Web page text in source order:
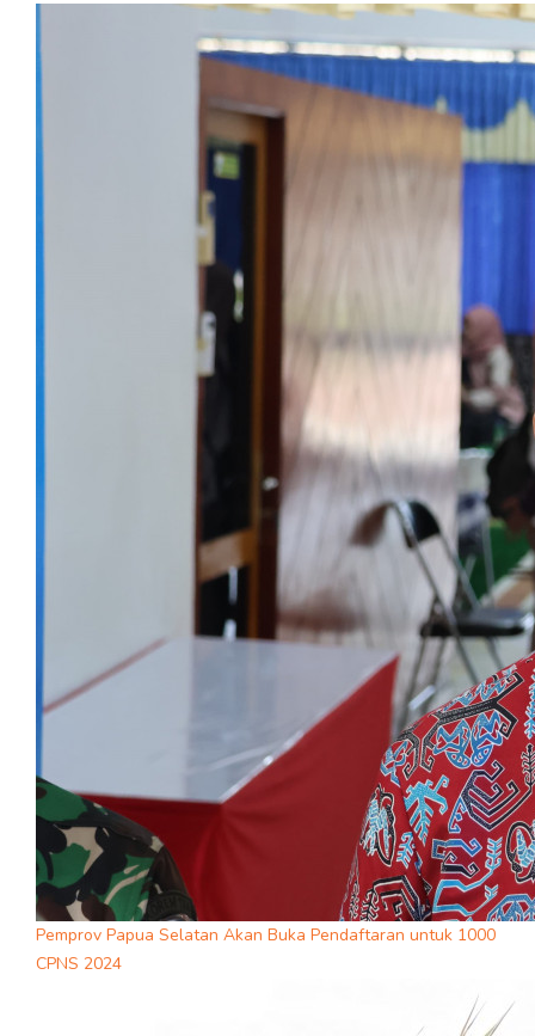
Pemprov Papua Selatan Akan Buka Pendaftaran untuk 1000
CPNS 2024